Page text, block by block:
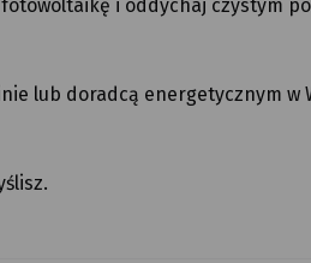
i oddychaj czystym
lub doradcą energetycznym w